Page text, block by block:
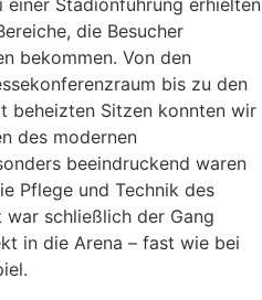
einer Stadionführung erhielten
die Besucher
bekommen. Von den
bis zu den
beheizten Sitzen konnten wir
des modernen
beeindruckend waren
Pflege und Technik des
war schließlich der Gang
in die Arena – fast wie bei